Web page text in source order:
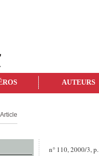
AUTEURS
Article
n° 110, 2000/3,